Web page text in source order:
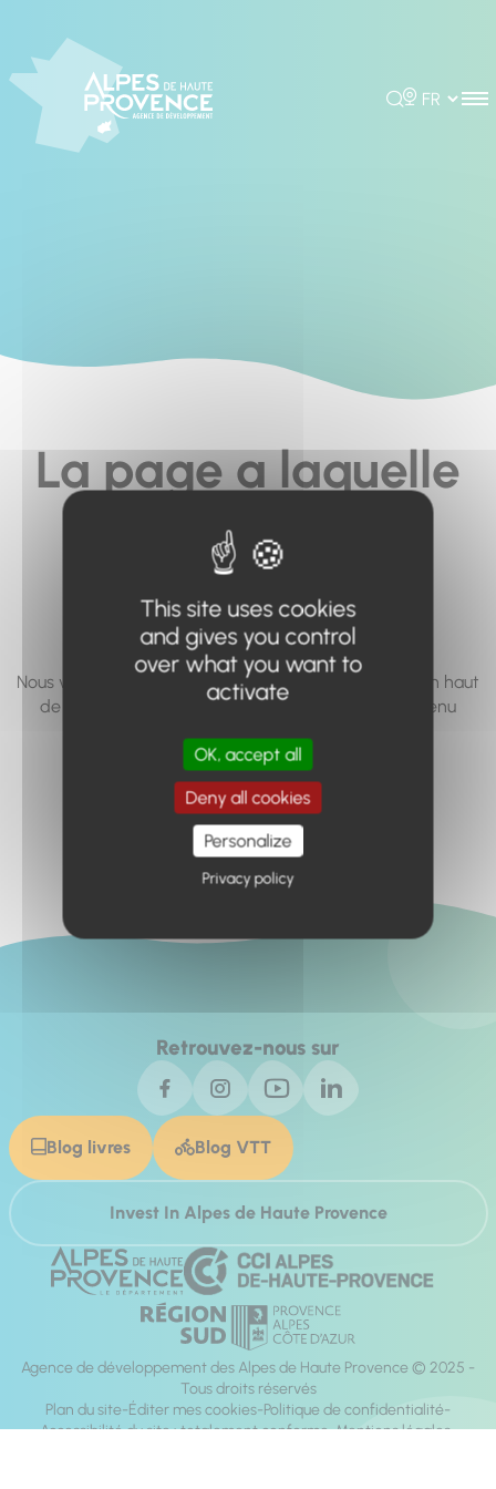
Rechercher
Choisir la
La page a laquelle
vous cherchez à
accéder n'existe
pas... ou plus.
Nous vous invitons à utiliser le moteur de recherche en haut
de page, ou à utiliser le menu pour trouver le contenu
Retour à l'accueil
Retrouvez-nous sur
Blog livres Blog VTT
Invest In Alpes de Haute Provence
Agence de développement des Alpes de Haute Provence © 2025 -
Tous droits réservés
Plan du site Éditer mes cookies Politique de confidentialité
Accessibilité du site : totalement conforme Mentions légales
This site uses cookies
and gives you control
over what you want to
activate
OK, accept all
Deny all cookies
Personalize
Privacy policy